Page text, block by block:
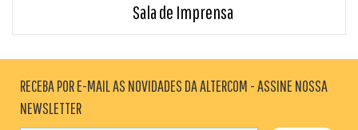
Sala de Imprensa
RECEBA POR E-MAIL AS NOVIDADES DA ALTERCOM - ASSINE NOSSA
NEWSLETTER